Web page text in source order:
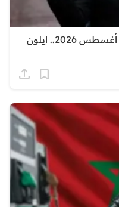
أغنى 10 أشخاص في العالم خلال أغسطس 2026.. إيلون